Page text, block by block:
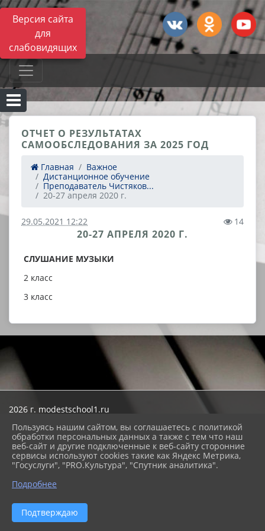
Версия сайта
для
слабовидящих
ОТЧЕТ О РЕЗУЛЬТАТАХ
САМООБСЛЕДОВАНИЯ ЗА 2025 ГОД
Главная
Важное
Дистанционное обучение
Преподаватель Чистяков...
20-27 апреля 2020 г.
29.05.2021 12:22 14
20-27 АПРЕЛЯ 2020 Г.
СЛУШАНИЕ МУЗЫКИ
2 класс
3 класс
2026 г. modestschool1.ru
Карта сайта
Политика обработки персональных данных
Сделано на KubCMS
Разработка и поддержка
Пользуясь нашим сайтом, вы соглашаетесь с политикой
обработки персональных данных а также с тем что наш
веб-сайт и другие подключенные к веб-сайту сторонние
сервисы используют cookies такие как Яндекс Метрика,
"Госуслуги", "PRO.Культура", "Спутник аналитика".
Подробнее
Подтверждаю